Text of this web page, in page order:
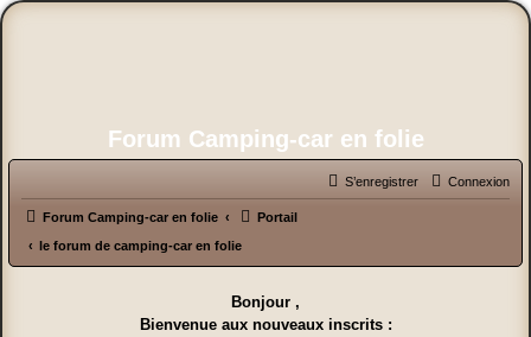
Forum Camping-car en folie
Connexion
S’enregistrer
Forum Camping-car en folie
Portail
le forum de camping-car en folie
Bonjour ,
Bienvenue aux nouveaux inscrits :